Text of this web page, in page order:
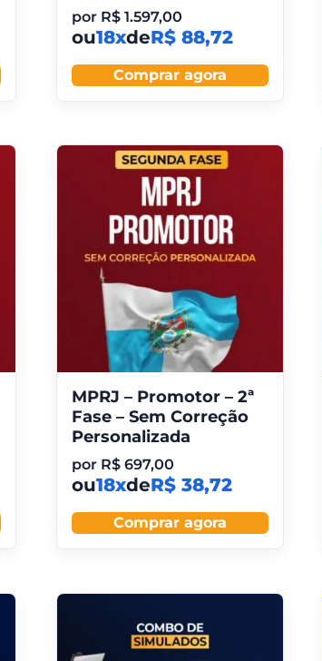
por R$1.597,00
ou18xdeR$ 88,72
Comprar agora
MPRJ – Promotor – 2ª
Fase – Sem Correção
Personalizada
por R$697,00
ou18xdeR$ 38,72
Comprar agora